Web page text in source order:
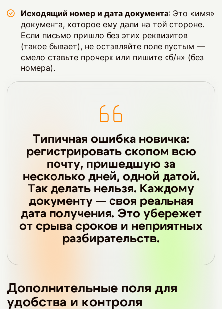
Исходящий номер и дата документа: Это «имя»
документа, которое ему дали на той стороне.
Если письмо пришло без этих реквизитов
(такое бывает), не оставляйте поле пустым —
смело ставьте прочерк или пишите «б/н» (без
номера).
Типичная ошибка новичка:
регистрировать скопом всю
почту, пришедшую за
несколько дней, одной датой.
Так делать нельзя. Каждому
документу — своя реальная
дата получения. Это убережет
от срыва сроков и неприятных
разбирательств.
Дополнительные поля для
удобства и контроля